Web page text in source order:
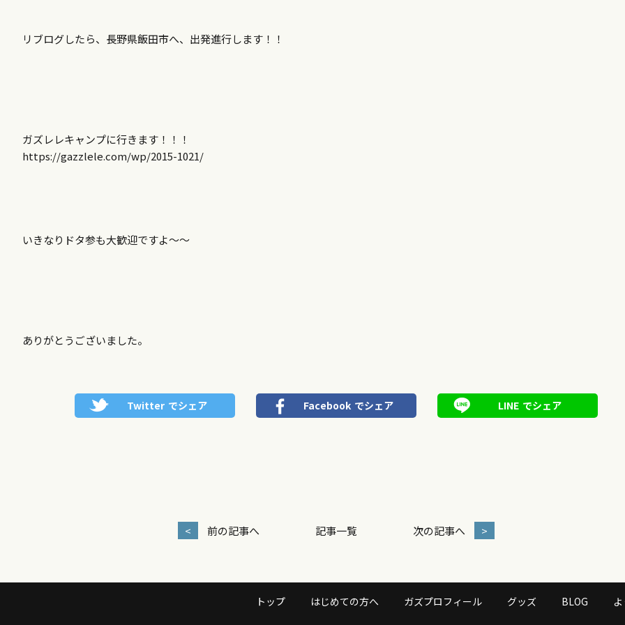
リブログしたら、長野県飯田市へ、出発進行します！！
ガズレレキャンプに行きます！！！
https://gazzlele.com/wp/2015-1021/
いきなりドタ参も大歓迎ですよ〜〜
ありがとうございました。
Twitter でシェア Facebook でシェア LINE でシェア
< 前の記事へ 記事一覧 次の記事へ >
トップ はじめての方へ ガズプロフィール グッズ BLOG